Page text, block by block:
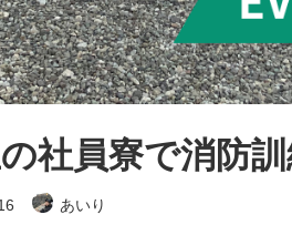
社員寮で消防
あいり